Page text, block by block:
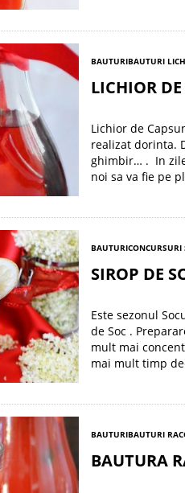
BAUTURIBAUTURI
LICHIOR
Lichior de
realizat dorinta.
ghimbir… . In
noi sa va fie pe
BAUTURI
SIROP DE
Este sezonul
de Soc .
mult mai
mai mult timp
BAUTURIBAUTURI
BAUTURA